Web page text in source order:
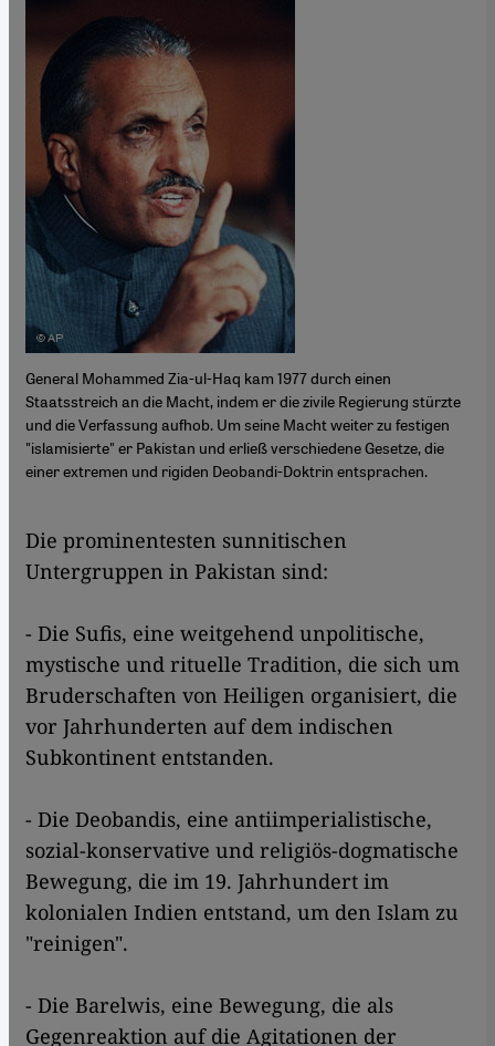
General Mohammed Zia-ul-Haq kam 1977 durch einen
Staatsstreich an die Macht, indem er die zivile Regierung stürzte
und die Verfassung aufhob. Um seine Macht weiter zu festigen
"islamisierte" er Pakistan und erließ verschiedene Gesetze, die
einer extremen und rigiden Deobandi-Doktrin entsprachen.
Die prominentesten sunnitischen
Untergruppen in Pakistan sind:
- Die Sufis, eine weitgehend unpolitische,
mystische und rituelle Tradition, die sich um
Bruderschaften von Heiligen organisiert, die
vor Jahrhunderten auf dem indischen
Subkontinent entstanden.
- Die Deobandis, eine antiimperialistische,
sozial-konservative und religiös-dogmatische
Bewegung, die im 19. Jahrhundert im
kolonialen Indien entstand, um den Islam zu
"reinigen".
- Die Barelwis, eine Bewegung, die als
Gegenreaktion auf die Agitationen der